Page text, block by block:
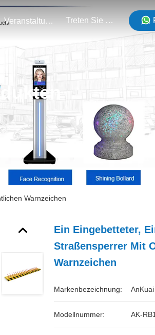
Veranstaltungen Treten Sie Mit Uns In Verbindung
Warnzeichen
Ein Eingebetteter,
Straßensperrer Mit
Warnzeichen
Markenbezeichnung: AnKuai
Modellnummer: AK-